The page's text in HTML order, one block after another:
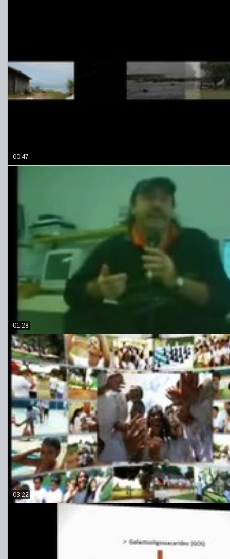
00:47
01:28
03:22